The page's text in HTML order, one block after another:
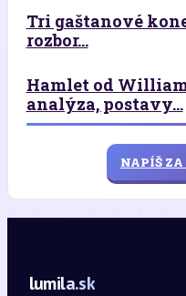
Tri gaštanové
rozbor...
Hamlet od
analýza, postavy...
NAPÍŠ
lumila.sk